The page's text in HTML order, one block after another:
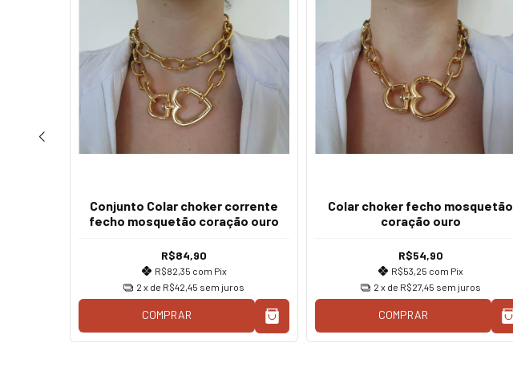
Conjunto Colar choker corrente
fecho mosquetão coração ouro
R$84,90
R$82,35 com Pix
2 x de R$42,45 sem juros
COMPRAR
Colar choker fecho mosquetão
coração ouro
R$54,90
R$53,25 com Pix
2 x de R$27,45 sem juros
COMPRAR